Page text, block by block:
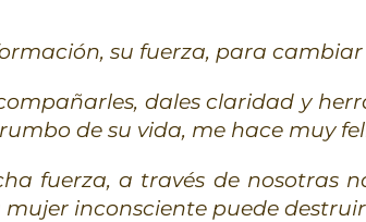
su fuerza, para cambiar
dales claridad y
de su vida, me hace muy
fuerza, a través de nosotras
inconsciente puede